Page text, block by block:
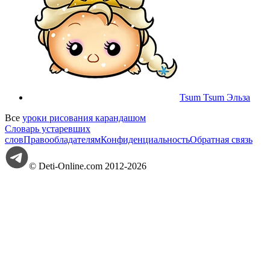
Tsum Tsum Эльза
Все уроки рисования карандашом
Словарь устаревших
словПравообладателямКонфиденциальностьОбратная связь
© Deti-Online.com 2012-2026